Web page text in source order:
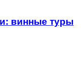
винные туры